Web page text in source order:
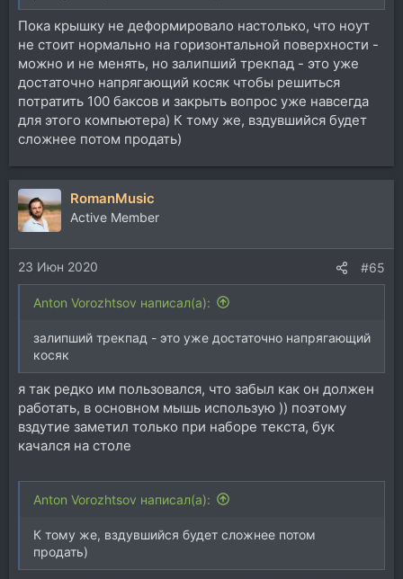
Пока крышку не деформировало настолько, что ноут
не стоит нормально на горизонтальной поверхности -
можно и не менять, но залипший трекпад - это уже
достаточно напрягающий косяк чтобы решиться
потратить 100 баксов и закрыть вопрос уже навсегда
для этого компьютера) К тому же, вздувшийся будет
сложнее потом продать)
RomanMusic
Active Member
23 Июн 2020 #65
Anton Vorozhtsov написал(а):
залипший трекпад - это уже достаточно напрягающий
косяк
я так редко им пользовался, что забыл как он должен
работать, в основном мышь использую )) поэтому
вздутие заметил только при наборе текста, бук
качался на столе
Anton Vorozhtsov написал(а):
К тому же, вздувшийся будет сложнее потом
продать)